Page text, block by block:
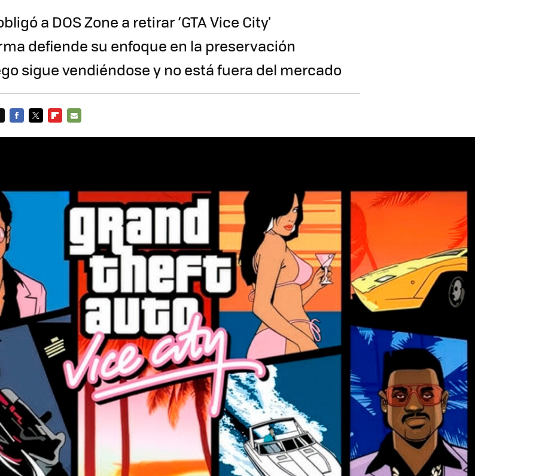
a DOS Zone a retirar ‘GTA Vice City'
defiende su enfoque en la preservación
sigue vendiéndose y no está fuera del mercado